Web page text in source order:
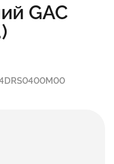
GAC